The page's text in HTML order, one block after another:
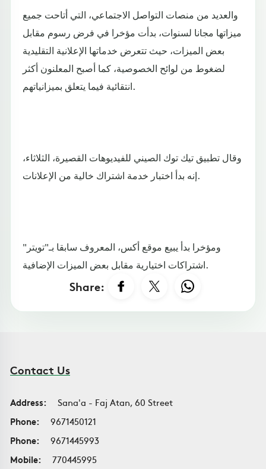
والعديد من منصات التواصل الاجتماعي، التي أتاحت جميع
ميزاتها مجانا لسنوات، بدأت مؤخرا في فرض رسوم مقابل
بعض الميزات، حيث تتعرض خدماتها الإعلانية التقليدية
لضغوط من لوائح الخصوصية، كما أصبح المعلنون أكثر
انتقائية فيما يتعلق بميزانياتهم.
وقال تطبيق تيك توك الصيني للفيديوهات القصيرة، الثلاثاء،
إنه بدأ اختبار خدمة اشتراك خالية من الإعلانات.
ومؤخرا بدأ يبيع موقع أكس، المعروف سابقا بـ"تويتر"
اشتراكات اختيارية مقابل بعض الميزات الإضافية.
Share:
Contact Us
Address:
Sana'a - Faj Atan, 60 Street
Phone:
9671450121
Phone:
9671445993
Mobile:
770445995